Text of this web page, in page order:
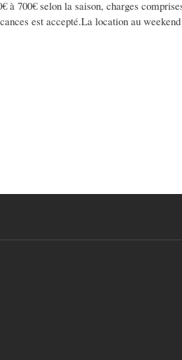
à 700€ selon la saison, charges
est accepté.La location au